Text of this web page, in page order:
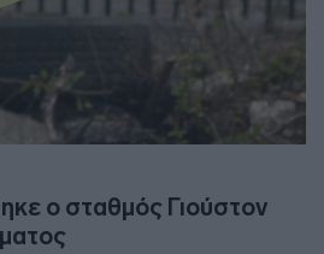
ο σταθμός Γιούστον